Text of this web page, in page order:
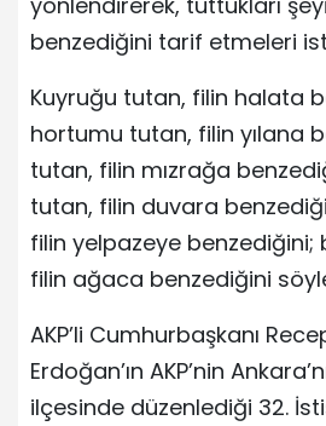
benzediğini tarif etmeleri
Kuyruğu tutan, filin halata
hortumu tutan, filin yılana
tutan, filin mızrağa
tutan, filin duvara
filin yelpazeye benzediğini;
filin ağaca benzediğini
AKP’li Cumhurbaşkanı
Erdoğan’ın AKP’nin
ilçesinde düzenlediği 32.